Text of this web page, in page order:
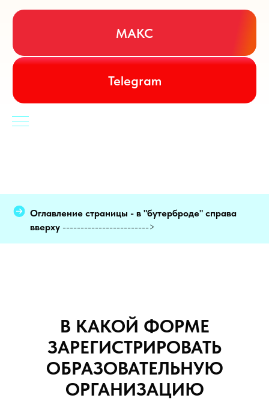
МАКС
Telegram
Оглавление страницы - в "бутерброде" справа
вверху ------------------------>
В КАКОЙ ФОРМЕ
ЗАРЕГИСТРИРОВАТЬ
ОБРАЗОВАТЕЛЬНУЮ
ОРГАНИЗАЦИЮ